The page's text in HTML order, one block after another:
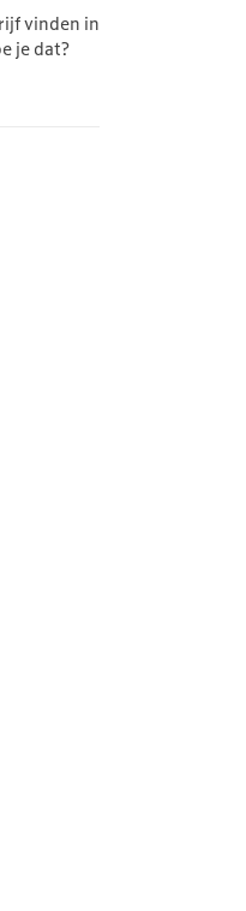
vinden in
je dat?